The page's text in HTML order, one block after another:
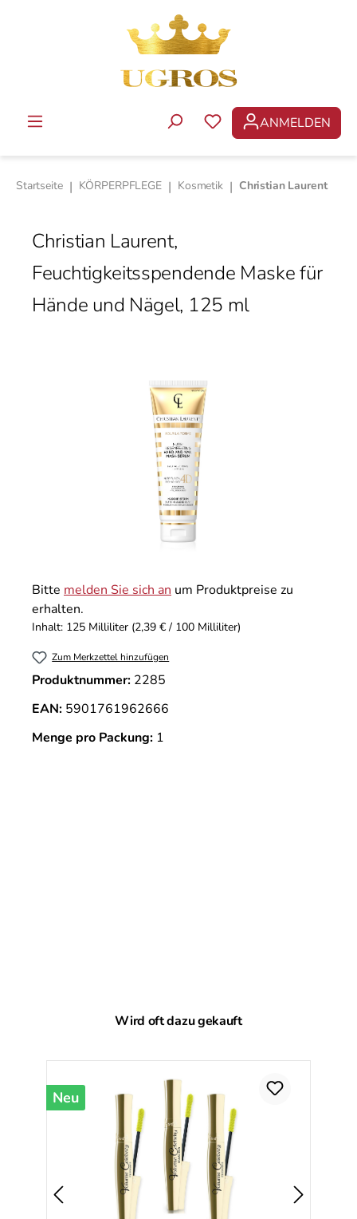
DU HAST 0
ANMELDEN
Startseite | KÖRPERPFLEGE | Kosmetik | Christian Laurent
Christian Laurent,
Feuchtigkeitsspendende Maske für
Hände und Nägel, 125 ml
Bitte melden Sie sich an um Produktpreise zu
erhalten.
Inhalt: 125 Milliliter (2,39 € / 100 Milliliter)
Zum Merkzettel hinzufügen
Produktnummer: 2285
EAN: 5901761962666
Menge pro Packung: 1
Produktgalerie überspringen
Wird oft dazu gekauft
Neu